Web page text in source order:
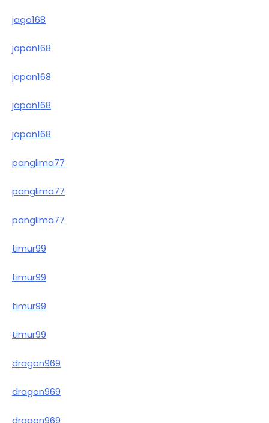
jago168
japan168
japan168
japan168
japan168
panglima77
panglima77
panglima77
timur99
timur99
timur99
timur99
dragon969
dragon969
dragon969